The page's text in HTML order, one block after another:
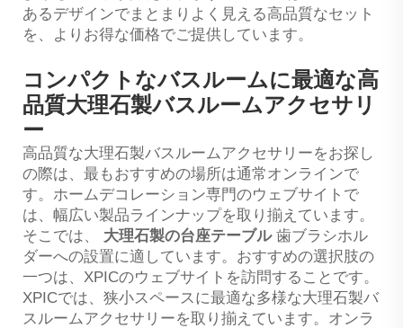
あるデザインでまとまりよく見える高品質なセット
を、よりお得な価格でご提供しています。
コンパクトなバスルームに最適な高
品質大理石製バスルームアクセサリ
ー
高品質な大理石製バスルームアクセサリーをお探し
の際は、最もおすすめの場所は通常オンラインで
す。ホームデコレーション専門のウェブサイトで
は、幅広い製品ラインナップを取り揃えています。
そこでは、 大理石製の台座テーブル 歯ブラシホル
ダーへの設置に適しています。おすすめの選択肢の
一つは、XPICのウェブサイトを訪問することです。
XPICでは、狭小スペースに最適な多様な大理石製バ
スルームアクセサリーを取り揃えています。オンラ